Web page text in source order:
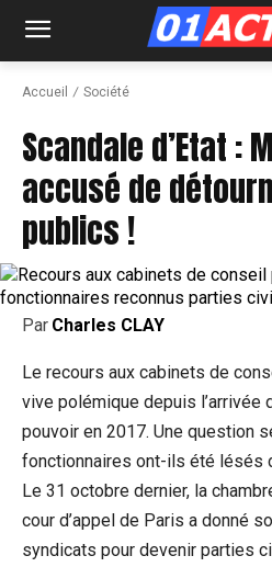
Accueil Société
Scandale d’Etat :
accusé de
publics !
Par Charles CLAY
Le recours aux cabinets de
vive polémique depuis l’arrivée
pouvoir en 2017. Une question
fonctionnaires ont-ils été lésés
Le 31 octobre dernier, la
cour d’appel de Paris a donné
syndicats pour devenir parties